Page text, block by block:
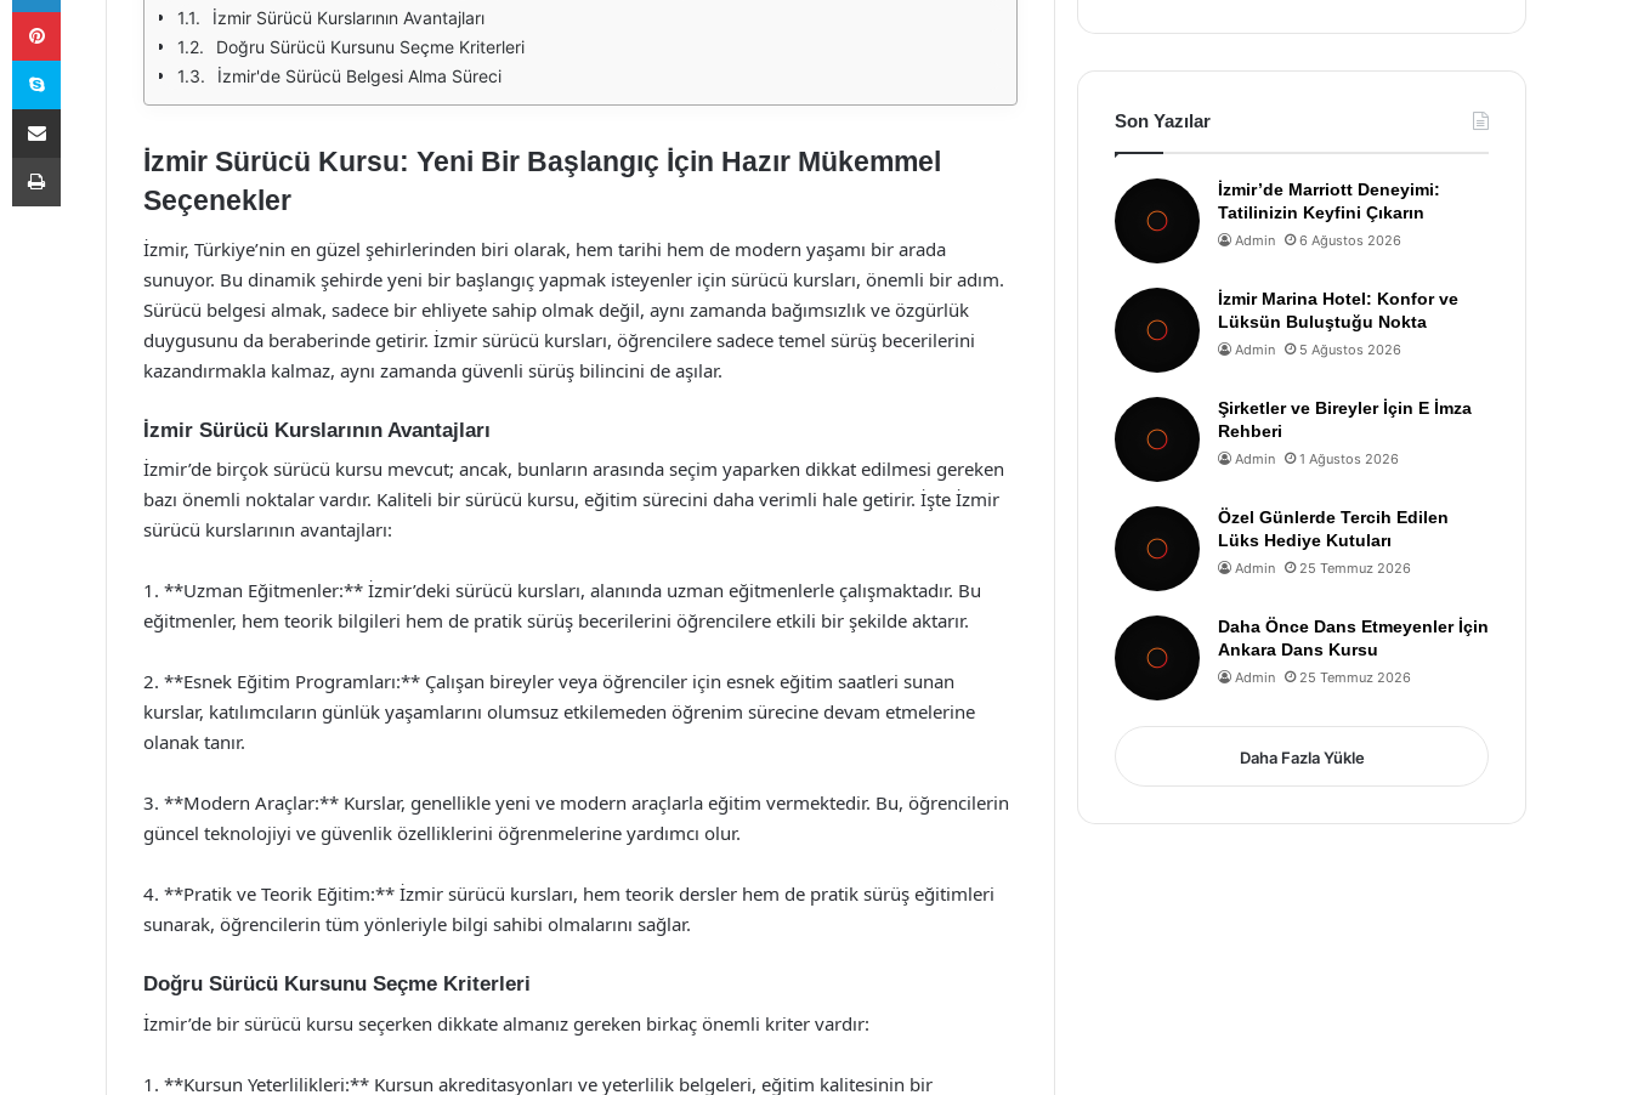
İzmir Sürücü Kurslarının Avantajları
Doğru Sürücü Kursunu Seçme Kriterleri
İzmir'de Sürücü Belgesi Alma Süreci
İzmir Sürücü Kursu: Yeni Bir Başlangıç İçin Hazır Mükemmel
Seçenekler
İzmir, Türkiye’nin en güzel şehirlerinden biri olarak, hem tarihi hem de modern yaşamı bir arada
sunuyor. Bu dinamik şehirde yeni bir başlangıç yapmak isteyenler için sürücü kursları, önemli bir adım.
Sürücü belgesi almak, sadece bir ehliyete sahip olmak değil, aynı zamanda bağımsızlık ve özgürlük
duygusunu da beraberinde getirir. İzmir sürücü kursları, öğrencilere sadece temel sürüş becerilerini
kazandırmakla kalmaz, aynı zamanda güvenli sürüş bilincini de aşılar.
İzmir Sürücü Kurslarının Avantajları
İzmir’de birçok sürücü kursu mevcut; ancak, bunların arasında seçim yaparken dikkat edilmesi gereken
bazı önemli noktalar vardır. Kaliteli bir sürücü kursu, eğitim sürecini daha verimli hale getirir. İşte İzmir
sürücü kurslarının avantajları:
1. **Uzman Eğitmenler:** İzmir’deki sürücü kursları, alanında uzman eğitmenlerle çalışmaktadır. Bu
eğitmenler, hem teorik bilgileri hem de pratik sürüş becerilerini öğrencilere etkili bir şekilde aktarır.
2. **Esnek Eğitim Programları:** Çalışan bireyler veya öğrenciler için esnek eğitim saatleri sunan
kurslar, katılımcıların günlük yaşamlarını olumsuz etkilemeden öğrenim sürecine devam etmelerine
olanak tanır.
3. **Modern Araçlar:** Kurslar, genellikle yeni ve modern araçlarla eğitim vermektedir. Bu, öğrencilerin
güncel teknolojiyi ve güvenlik özelliklerini öğrenmelerine yardımcı olur.
4. **Pratik ve Teorik Eğitim:** İzmir sürücü kursları, hem teorik dersler hem de pratik sürüş eğitimleri
sunarak, öğrencilerin tüm yönleriyle bilgi sahibi olmalarını sağlar.
Doğru Sürücü Kursunu Seçme Kriterleri
İzmir’de bir sürücü kursu seçerken dikkate almanız gereken birkaç önemli kriter vardır:
1. **Kursun Yeterlilikleri:** Kursun akreditasyonları ve yeterlilik belgeleri, eğitim kalitesinin bir
Son Yazılar
İzmir’de Marriott Deneyimi:
Tatilinizin Keyfini Çıkarın
Admin 6 Ağustos 2026
İzmir Marina Hotel: Konfor ve
Lüksün Buluştuğu Nokta
Admin 5 Ağustos 2026
Şirketler ve Bireyler İçin E İmza
Rehberi
Admin 1 Ağustos 2026
Özel Günlerde Tercih Edilen
Lüks Hediye Kutuları
Admin 25 Temmuz 2026
Daha Önce Dans Etmeyenler İçin
Ankara Dans Kursu
Admin 25 Temmuz 2026
Daha Fazla Yükle
Pinterest
Skype
E-Posta ile paylaş